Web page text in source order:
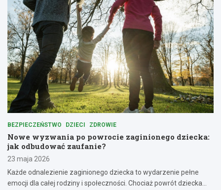
BEZPIECZEŃSTWO DZIECI ZDROWIE
Nowe wyzwania po powrocie zaginionego dziecka:
jak odbudować zaufanie?
23 maja 2026
Każde odnalezienie zaginionego dziecka to wydarzenie pełne
emocji dla całej rodziny i społeczności. Chociaż powrót dziecka…